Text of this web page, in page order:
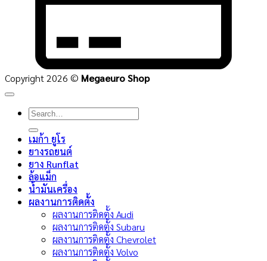
Copyright 2026 © Megaeuro Shop
Search
for:
เมก้า ยูโร
ยางรถยนต์
ยาง Runflat
ล้อแม็ก
น้ำมันเครื่อง
ผลงานการติดตั้ง
ผลงานการติดตั้ง Audi
ผลงานการติดตั้ง Subaru
ผลงานการติดตั้ง Chevrolet
ผลงานการติดตั้ง Volvo